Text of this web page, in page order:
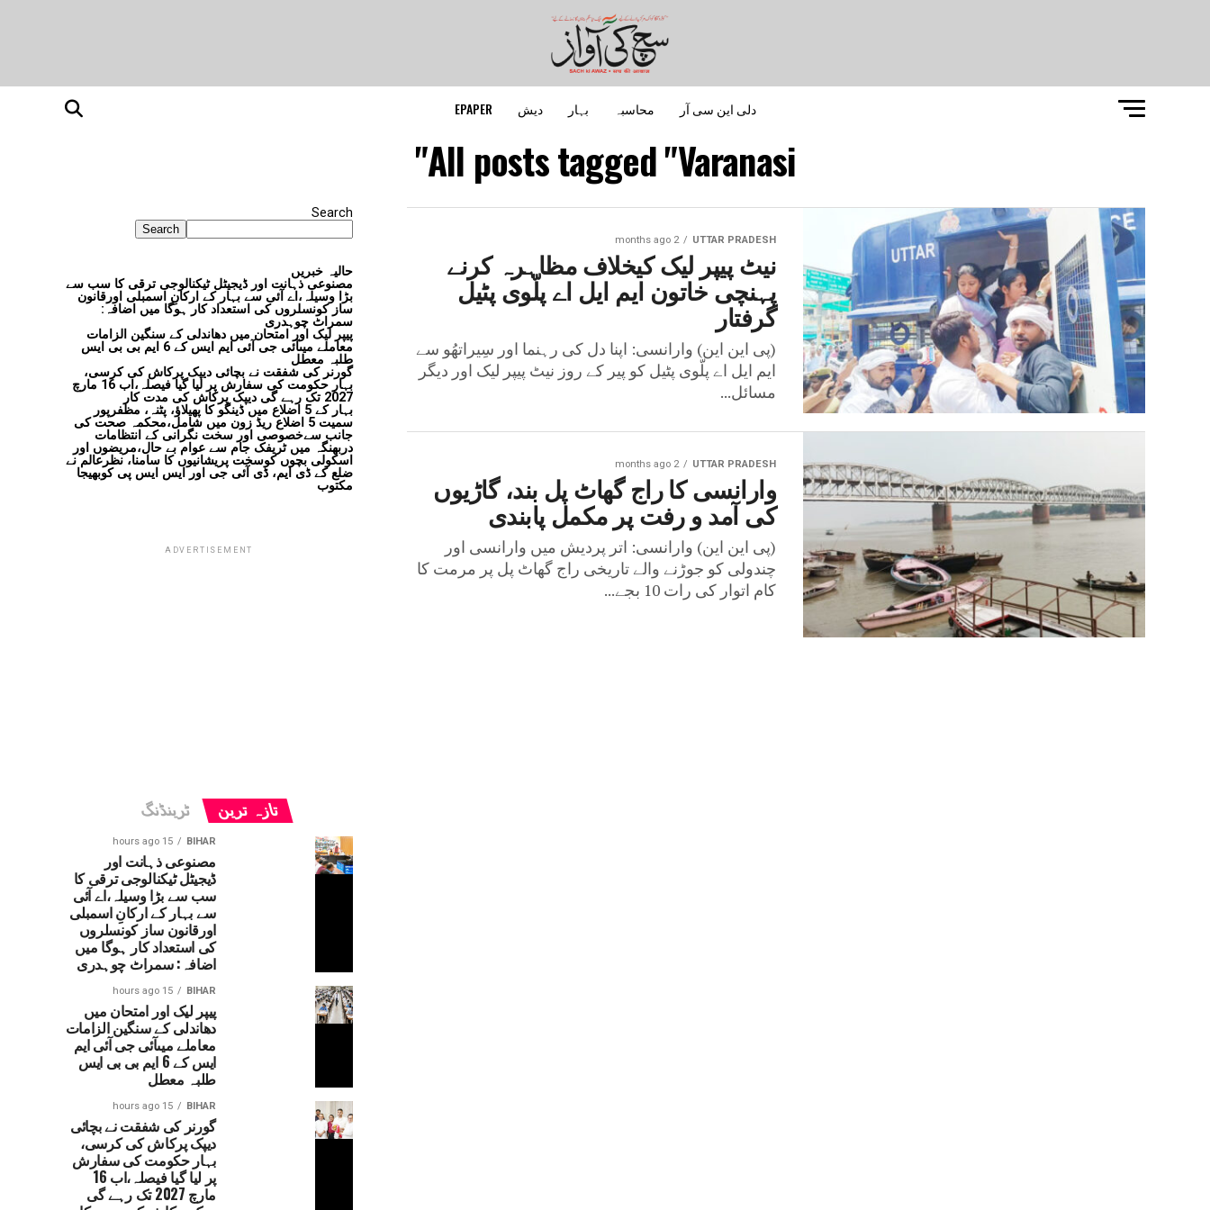
دلی این سی آر محاسبہ بہار دیش EPAPER
All posts tagged "Varanasi"
UTTAR PRADESH
2 months ago
نیٹ پیپر لیک کیخلاف مظاہرہ کرنے
پہنچی خاتون ایم ایل اے پلّوی پٹیل
گرفتار
(پی این این) وارانسی: اپنا دل کی رہنما اور سِیراتھُو سے
ایم ایل اے پلّوی پٹیل کو پیر کے روز نیٹ پیپر لیک اور دیگر
مسائل...
UTTAR PRADESH
2 months ago
وارانسی کا راج گھاٹ پل بند، گاڑیوں
کی آمد و رفت پر مکمل پابندی
(پی این این) وارانسی: اتر پردیش میں وارانسی اور
چندولی کو جوڑنے والے تاریخی راج گھاٹ پل پر مرمت کا
کام اتوار کی رات 10 بجے...
Search
Search
حالیہ خبریں
مصنوعی ذہانت اور ڈیجیٹل ٹیکنالوجی ترقی کا سب سے
بڑا وسیلہ،اے آئی سے بہار کے ارکانِ اسمبلی اورقانون
ساز کونسلروں کی استعداد کار ہوگا میں اضافہ:
سمراٹ چوہدری
پیپر لیک اور امتحان میں دھاندلی کے سنگین الزامات
معاملے میںآئی جی آئی ایم ایس کے 6 ایم بی بی ایس
طلبہ معطل
گورنر کی شفقت نے بچائی دیپک پرکاش کی کرسی،
بہار حکومت کی سفارش پر لیا گیا فیصلہ،اب 16 مارچ
2027 تک رہے گی دیپک پرکاش کی مدت کار
بہار کے 5 اضلاع میں ڈینگو کا پھیلاؤ، پٹنہ، مظفرپور
سمیت 5 اضلاع ریڈ زون میں شامل،محکمہ صحت کی
جانب سےخصوصی اور سخت نگرانی کے انتظامات
دربھنگہ میں ٹریفک جام سے عوام بے حال،مریضوں اور
اسکولی بچوں کوسخت پریشانیوں کا سامنا، نظرعالم نے
ضلع کے ڈی ایم، ڈی آئی جی اور ایس ایس پی کوبھیجا
مکتوب
ADVERTISEMENT
تازہ ترین ٹرینڈنگ
BIHAR
15 hours ago
مصنوعی ذہانت اور
ڈیجیٹل ٹیکنالوجی ترقی کا
سب سے بڑا وسیلہ،اے آئی
سے بہار کے ارکانِ اسمبلی
اورقانون ساز کونسلروں
کی استعداد کار ہوگا میں
اضافہ: سمراٹ چوہدری
BIHAR
15 hours ago
پیپر لیک اور امتحان میں
دھاندلی کے سنگین الزامات
معاملے میںآئی جی آئی ایم
ایس کے 6 ایم بی بی ایس
طلبہ معطل
BIHAR
15 hours ago
گورنر کی شفقت نے بچائی
دیپک پرکاش کی کرسی،
بہار حکومت کی سفارش
پر لیا گیا فیصلہ،اب 16
مارچ 2027 تک رہے گی